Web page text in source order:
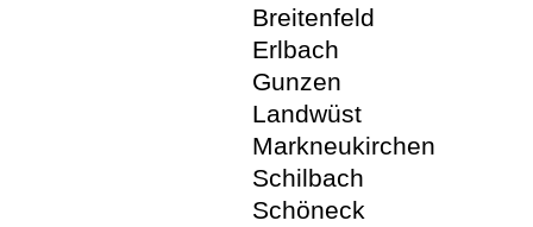
Breitenfeld
Erlbach
Gunzen
Landwüst
Markneukirchen
Schilbach
Schöneck